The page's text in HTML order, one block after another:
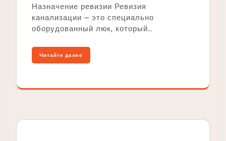
Назначение ревизии Ревизия
канализации ⎼ это специально
оборудованный люк, который…
Читайте далее